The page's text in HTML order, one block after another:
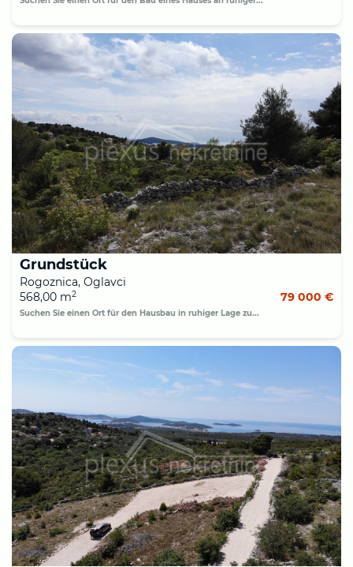
Grundstück
Rogoznica, Oglavci
568,00 m2 79 000 €
Suchen Sie einen Ort für den Hausbau in ruhiger Lage zu...